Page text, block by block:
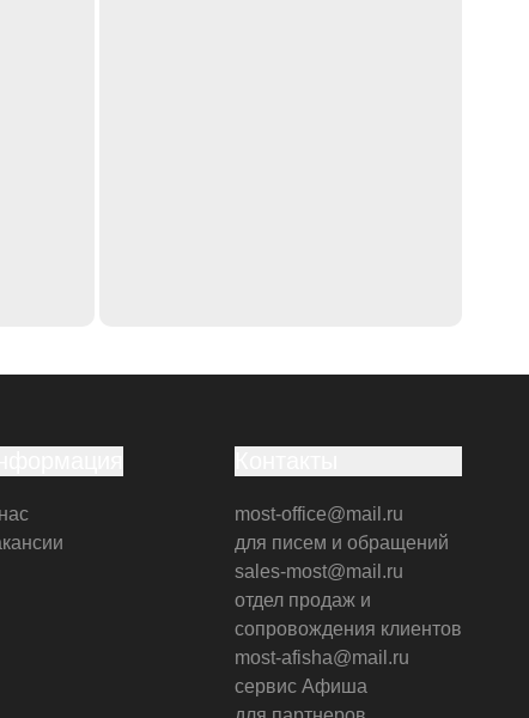
most-office@mail.ru
для писем и обращений
sales-most@mail.ru
отдел продаж и
сопровождения клиентов
most-afisha@mail.ru
сервис Афиша